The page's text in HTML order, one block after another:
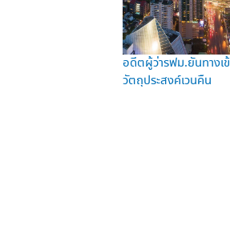
อดีตผู้ว่ารฟม.ยันทางเ
วัตถุประสงค์เวนคืน